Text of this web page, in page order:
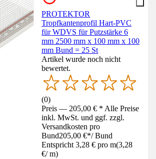
PROTEKTOR
Tropfkantenprofil Hart-PVC
für WDVS für Putzstärke 6
mm 2500 mm x 100 mm x 100
mm Bund = 25 St
Artikel wurde noch nicht
bewertet.
(0)
Preis — 205,00 € * Alle Preise
inkl. MwSt. und ggf. zzgl.
Versandkosten pro
Bund205,00 €*/ Bund
Entspricht 3,28 € pro m(3,28
€/ m)